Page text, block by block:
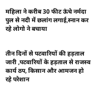
महिला ने करीब 30 फीट ऊंचे नर्मदा
पुल से नदी में छलांग लगाई,स्नान कर
रहे लोगो ने बचाया
तीन दिनों से पटवारियों की हड़ताल
जारी ,पटवारियों के हड़ताल से राजस्व
कार्य ठप, किसान और आमजन हो
रहे परेशान